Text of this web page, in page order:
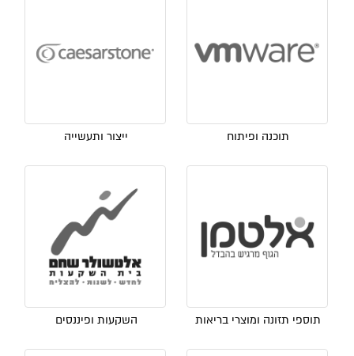
תוכנה ופיתוח ייצור ותעשייה
תוספי תזונה ומוצרי בריאות השקעות ופיננסים